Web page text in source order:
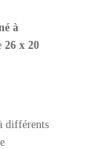
à
26 x 20
différents